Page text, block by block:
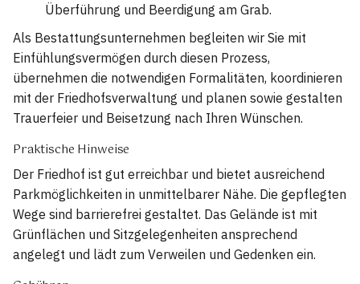
Überführung und Beerdigung am Grab.
Als Bestattungsunternehmen begleiten wir Sie mit
Einfühlungsvermögen durch diesen Prozess,
übernehmen die notwendigen Formalitäten, koordinieren
mit der Friedhofsverwaltung und planen sowie gestalten
Trauerfeier und Beisetzung nach Ihren Wünschen.
Praktische Hinweise
Der Friedhof ist gut erreichbar und bietet ausreichend
Parkmöglichkeiten in unmittelbarer Nähe. Die gepflegten
Wege sind barrierefrei gestaltet. Das Gelände ist mit
Grünflächen und Sitzgelegenheiten ansprechend
angelegt und lädt zum Verweilen und Gedenken ein.